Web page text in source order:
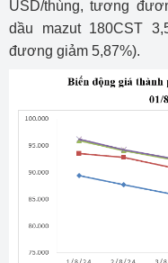
USD/thùng, tương
dầu mazut 180CST
đương giảm 5,87%).